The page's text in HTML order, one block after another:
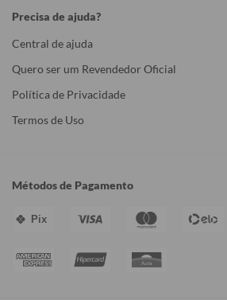
Precisa de ajuda?
Central de ajuda
Quero ser um Revendedor Oficial
Política de Privacidade
Termos de Uso
Métodos de Pagamento
Pix